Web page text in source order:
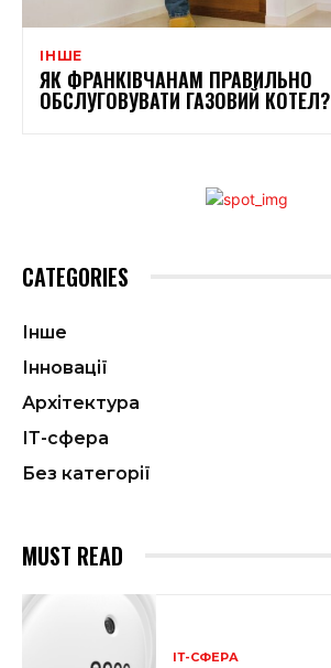
ІНШЕ
ЯК ФРАНКІВЧАНАМ ПРАВИЛЬНО
ОБСЛУГОВУВАТИ ГАЗОВИЙ КОТЕЛ?
CATEGORIES
Інше
Інновації
Архітектура
ІТ-сфера
Без категорії
MUST READ
ІТ-СФЕРА